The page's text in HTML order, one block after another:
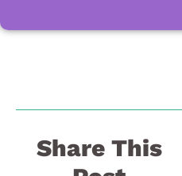
Share This